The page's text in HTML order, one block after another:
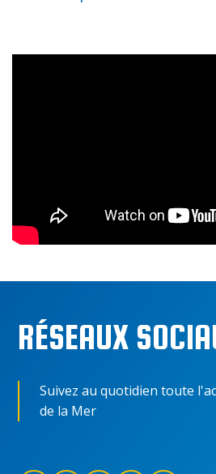
RÉSEAUX
Suivez au quotidien toute
de la Mer